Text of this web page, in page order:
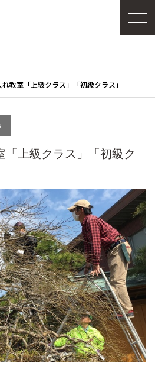
教室「上級クラス」「初級クラス」
「上級クラス」「初級ク